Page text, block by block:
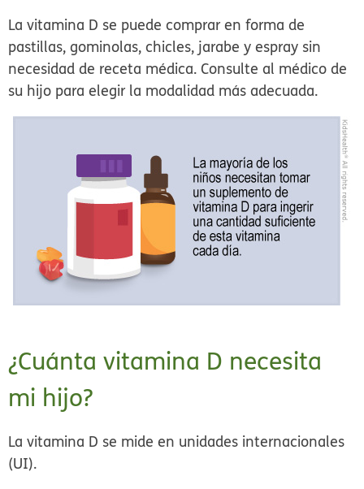
La vitamina D se puede comprar en forma de
pastillas, gominolas, chicles, jarabe y espray sin
necesidad de receta médica. Consulte al médico de
su hijo para elegir la modalidad más adecuada.
¿Cuánta vitamina D necesita
mi hijo?
La vitamina D se mide en unidades internacionales
(UI).